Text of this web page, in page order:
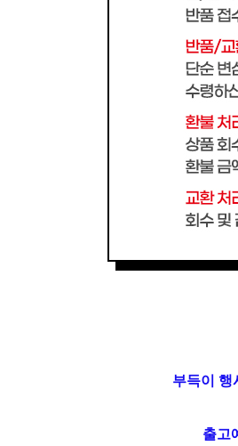
부득이 행
출고